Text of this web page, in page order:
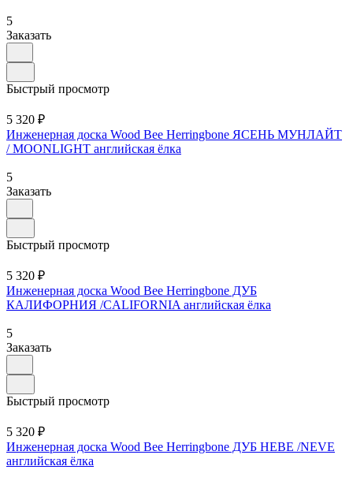
5
Заказать
Быстрый просмотр
5 320 ₽
Инженерная доска Wood Bee Herringbone ЯСЕНЬ МУНЛАЙТ
/ MOONLIGHT английская ёлка
5
Заказать
Быстрый просмотр
5 320 ₽
Инженерная доска Wood Bee Herringbone ДУБ
КАЛИФОРНИЯ /CALIFORNIA английская ёлка
5
Заказать
Быстрый просмотр
5 320 ₽
Инженерная доска Wood Bee Herringbone ДУБ НЕВЕ /NEVE
английская ёлка